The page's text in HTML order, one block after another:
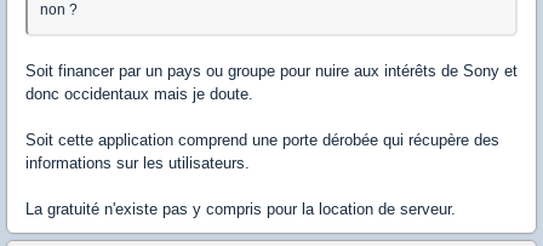
non ?
Soit financer par un pays ou groupe pour nuire aux intérêts de Sony et
donc occidentaux mais je doute.
Soit cette application comprend une porte dérobée qui récupère des
informations sur les utilisateurs.
La gratuité n'existe pas y compris pour la location de serveur.